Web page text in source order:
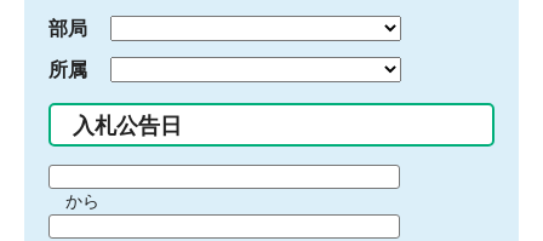
部局
所属
入札公告日
間から